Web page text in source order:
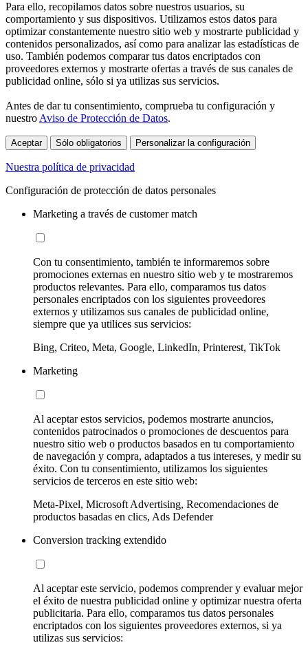
Para ello, recopilamos datos sobre nuestros usuarios, su
comportamiento y sus dispositivos. Utilizamos estos datos para
optimizar constantemente nuestro sitio web y mostrarte publicidad y
contenidos personalizados, así como para analizar las estadísticas de
uso. También podemos comparar tus datos encriptados con
proveedores externos y mostrarte ofertas a través de sus canales de
publicidad online, sólo si ya utilizas sus servicios.
Antes de dar tu consentimiento, comprueba tu configuración y
nuestro Aviso de Protección de Datos.
Aceptar Sólo obligatorios Personalizar la configuración
Nuestra política de privacidad
Configuración de protección de datos personales
Marketing a través de customer match
Con tu consentimiento, también te informaremos sobre
promociones externas en nuestro sitio web y te mostraremos
productos relevantes. Para ello, comparamos tus datos
personales encriptados con los siguientes proveedores
externos y utilizamos sus canales de publicidad online,
siempre que ya utilices sus servicios:
Bing, Criteo, Meta, Google, LinkedIn, Printerest, TikTok
Marketing
Al aceptar estos servicios, podemos mostrarte anuncios,
contenidos patrocinados o promociones de descuentos para
nuestro sitio web o productos basados en tu comportamiento
de navegación y compra, adaptados a tus intereses, y medir su
éxito. Con tu consentimiento, utilizamos los siguientes
servicios de terceros en este sitio web:
Meta-Pixel, Microsoft Advertising, Recomendaciones de
productos basadas en clics, Ads Defender
Conversion tracking extendido
Al aceptar este servicio, podemos comprender y evaluar mejor
el éxito de nuestra publicidad online y optimizar nuestra oferta
publicitaria. Para ello, comparamos tus datos personales
encriptados con los siguientes proveedores externos, si ya
utilizas sus servicios: